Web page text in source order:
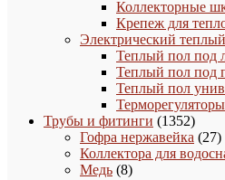
Коллекторные
Крепеж для
Электрический
Теплый пол под
Теплый пол под
Теплый пол
Терморегуляторы
Трубы и фитинги 13521352
товара
Гофра нержавейка 2727
Коллектора для
Медь 88